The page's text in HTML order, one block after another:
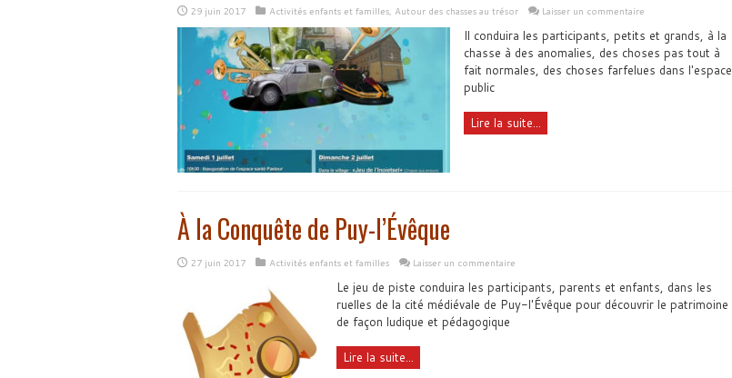
29 juin 2017 Activités enfants et familles, Autour des chasses au trésor Laisser un commentaire
Il conduira les participants, petits et grands, à la
chasse à des anomalies, des choses pas tout à
fait normales, des choses farfelues dans l'espace
public
Lire la suite...
À la Conquête de Puy-l’Évêque
27 juin 2017 Activités enfants et familles Laisser un commentaire
Le jeu de piste conduira les participants, parents et enfants, dans les
ruelles de la cité médiévale de Puy-l'Évêque pour découvrir le patrimoine
de façon ludique et pédagogique
Lire la suite...